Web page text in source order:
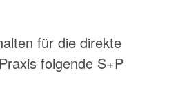
für die direkte
folgende S+P